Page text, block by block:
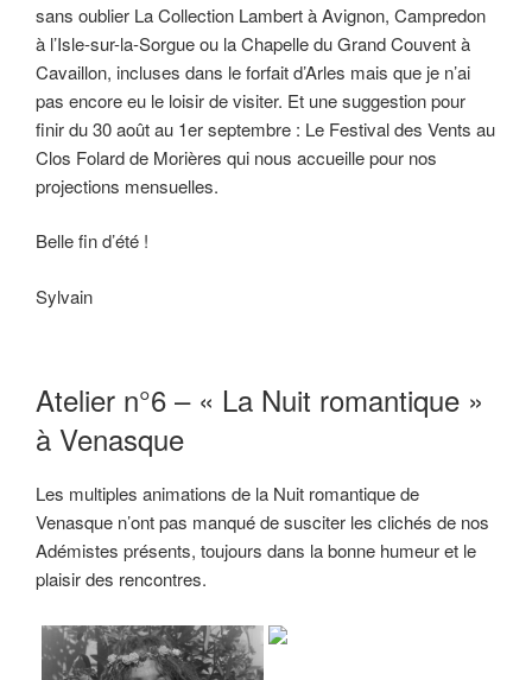
sans oublier La Collection Lambert à Avignon, Campredon
à l’Isle-sur-la-Sorgue ou la Chapelle du Grand Couvent à
Cavaillon, incluses dans le forfait d’Arles mais que je n’ai
pas encore eu le loisir de visiter. Et une suggestion pour
finir du 30 août au 1er septembre : Le Festival des Vents au
Clos Folard de Morières qui nous accueille pour nos
projections mensuelles.
Belle fin d’été !
Sylvain
Atelier n°6 – « La Nuit romantique »
à Venasque
Les multiples animations de la Nuit romantique de
Venasque n’ont pas manqué de susciter les clichés de nos
Adémistes présents, toujours dans la bonne humeur et le
plaisir des rencontres.